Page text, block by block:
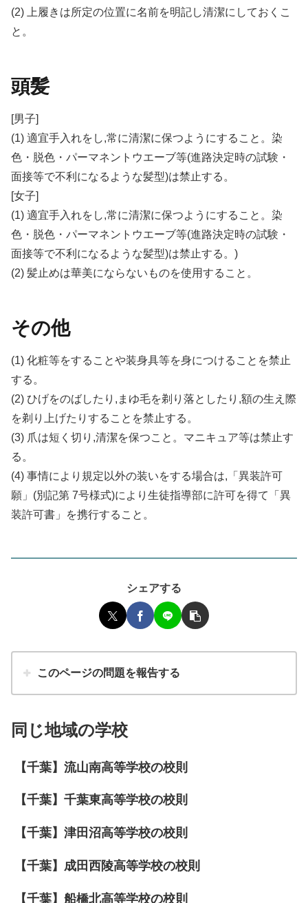
(2) 上履きは所定の位置に名前を明記し清潔にしておくこ
と。
頭髪
[男子]
(1) 適宜手入れをし,常に清潔に保つようにすること。染
色・脱色・パーマネントウエーブ等(進路決定時の試験・
面接等で不利になるような髪型)は禁止する。
[女子]
(1) 適宜手入れをし,常に清潔に保つようにすること。染
色・脱色・パーマネントウエーブ等(進路決定時の試験・
面接等で不利になるような髪型)は禁止する。)
(2) 髪止めは華美にならないものを使用すること。
その他
(1) 化粧等をすることや装身具等を身につけることを禁止
する。
(2) ひげをのばしたり,まゆ毛を剃り落としたり,額の生え際
を剃り上げたりすることを禁止する。
(3) 爪は短く切り,清潔を保つこと。マニキュア等は禁止す
る。
(4) 事情により規定以外の装いをする場合は,「異装許可
願」(別記第 7号様式)により生徒指導部に許可を得て「異
装許可書」を携行すること。
シェアする
このページの問題を報告する
同じ地域の学校
【千葉】流山南高等学校の校則
【千葉】千葉東高等学校の校則
【千葉】津田沼高等学校の校則
【千葉】成田西陵高等学校の校則
【千葉】船橋北高等学校の校則